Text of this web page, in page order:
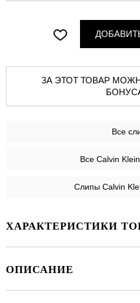
ЗА ЭТОТ ТОВАР МОЖНО РАСПЛАТИТЬСЯ
Все
Все Calvin
Слипы Calvin
ХАРАКТЕРИСТИКИ
ОПИСАНИЕ